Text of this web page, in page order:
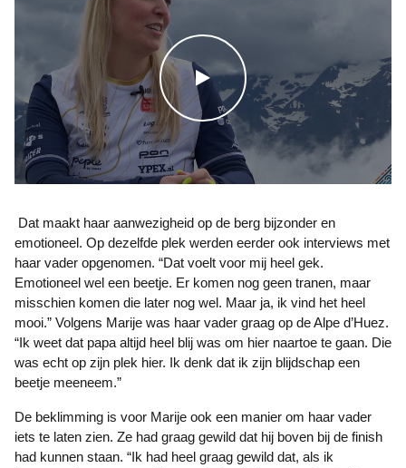
WATCH THE VIDEO
Dat maakt haar aanwezigheid op de berg bijzonder en
emotioneel. Op dezelfde plek werden eerder ook interviews met
haar vader opgenomen. “Dat voelt voor mij heel gek.
Emotioneel wel een beetje. Er komen nog geen tranen, maar
misschien komen die later nog wel. Maar ja, ik vind het heel
mooi.” Volgens Marije was haar vader graag op de Alpe d’Huez.
“Ik weet dat papa altijd heel blij was om hier naartoe te gaan. Die
was echt op zijn plek hier. Ik denk dat ik zijn blijdschap een
beetje meeneem.”
De beklimming is voor Marije ook een manier om haar vader
iets te laten zien. Ze had graag gewild dat hij boven bij de finish
had kunnen staan. “Ik had heel graag gewild dat, als ik